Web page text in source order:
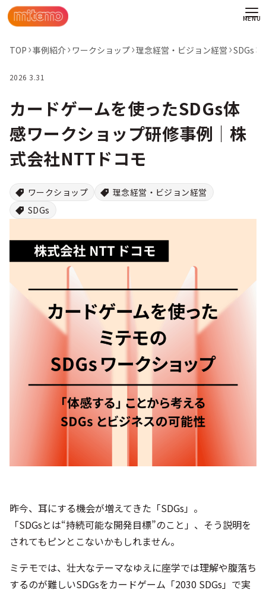
せ
TOP 事例紹介 ワークショップ 理念経営・ビジョン経営 SDGs
2026 3.31
カードゲームを使ったSDGs体
感ワークショップ研修事例│株
式会社NTTドコモ
ワークショップ
理念経営・ビジョン経営
SDGs
昨今、耳にする機会が増えてきた「SDGs」。
「SDGsとは“持続可能な開発目標”のこと」、そう説明を
されてもピンとこないかもしれません。
ミテモでは、壮大なテーマなゆえに座学では理解や腹落ち
するのが難しいSDGsをカードゲーム「2030 SDGs」で実